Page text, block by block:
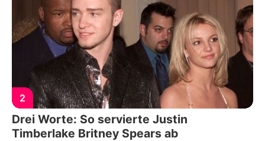
2
Drei Worte: So servierte Justin
Timberlake Britney Spears ab